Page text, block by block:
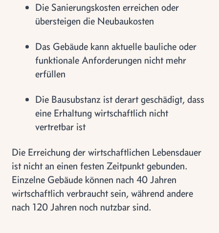
Die Sanierungskosten erreichen oder
übersteigen die Neubaukosten
Das Gebäude kann aktuelle bauliche oder
funktionale Anforderungen nicht mehr
erfüllen
Die Bausubstanz ist derart geschädigt, dass
eine Erhaltung wirtschaftlich nicht
vertretbar ist
Die Erreichung der wirtschaftlichen Lebensdauer
ist nicht an einen festen Zeitpunkt gebunden.
Einzelne Gebäude können nach 40 Jahren
wirtschaftlich verbraucht sein, während andere
nach 120 Jahren noch nutzbar sind.